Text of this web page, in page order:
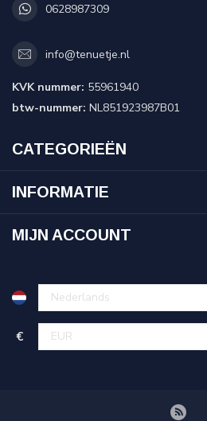
0628987309
info@tenuetje.nl
KVK nummer: 55961940
btw-nummer: NL851923987B01
CATEGORIEËN
INFORMATIE
MIJN ACCOUNT
€